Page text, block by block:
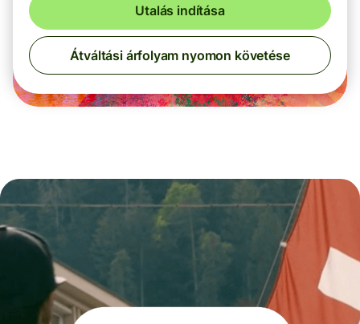
Utalás indítása
Átváltási árfolyam nyomon követése